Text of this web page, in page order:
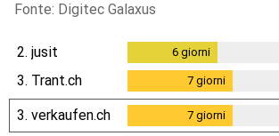
Fonte: Digitec Galaxus
2. jusit 6 giorni
3. Trant.ch 7 giorni
3. verkaufen.ch 7 giorni